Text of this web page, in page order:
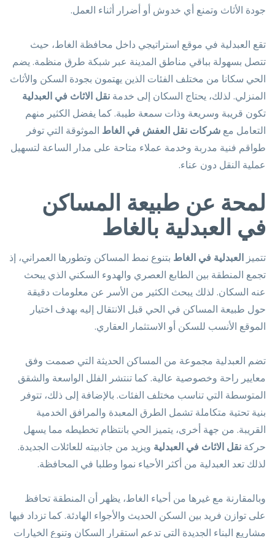
جودة الأثاث وتمنع أي خدوش أو أضرار أثناء العمل.
تقع العبدلية في موقع استراتيجي داخل محافظة الغاط، حيث
تتصل بسهولة بباقي مناطق المدينة عبر شبكة طرق منظمة. يضم
الحي سكانا من مختلف الفئات الذين يهتمون بجودة السكن والأثاث
المنزلي. لذلك، يحتاج السكان إلى خدمة نقل الاثاث في العبدلية
تكون قريبة وسريعة وذات سمعة طيبة. كما يفضل الكثير منهم
التعامل مع شركات نقل العفش في الغاط الموثوقة التي توفر
طواقم فنية مدربة وخدمة عملاء متاحة على مدار الساعة لتسهيل
عملية النقل دون عناء.
لمحة عن طبيعة المساكن
في العبدلية بالغاط
تتميز العبدلية في الغاط بتنوع نمط المساكن وتطورها العمراني، إذ
تجمع المنطقة بين الطابع العصري والهدوء السكني الذي يبحث
عنه السكان. لذلك يبحث الكثير من الأسر عن معلومات دقيقة
حول طبيعة المساكن في الحي قبل الانتقال إليه بهدف اختيار
الموقع الأنسب للسكن أو الاستثمار العقاري.
تضم العبدلية مجموعة من المساكن الحديثة التي صممت وفق
معايير راحة وخصوصية عالية. كما تنتشر الفلل الواسعة والشقق
المتوسطة التي تناسب مختلف الفئات. بالإضافة إلى ذلك، تتوفر
بنية تحتية متكاملة تشمل الطرق المعبدة والمرافق الخدمية
القريبة. من جهة أخرى، يتميز الحي بانتظام تخطيطه مما يسهل
حركة نقل الاثاث في العبدلية ويزيد من جاذبيته للعائلات الجديدة.
لذلك تعد العبدلية من أكثر الأحياء نموا وطلبا في المحافظة.
وبالمقارنة مع غيرها من أحياء الغاط، يظهر أن المنطقة تحافظ
على توازن فريد بين السكن الحديث والأجواء الهادئة. كما تزداد فيها
مشاريع البناء الجديدة التي تدعم استقرار السكان وتنوع الخيارات